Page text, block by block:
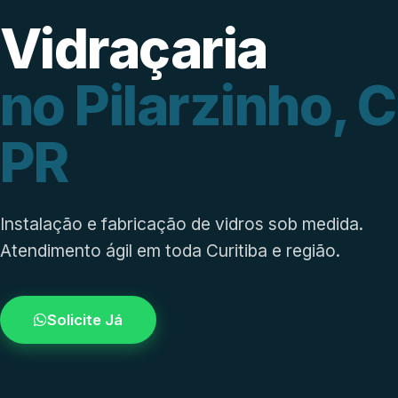
Vidraçaria
no Pilarzinho,
PR
Instalação e fabricação de vidros sob medida.
Atendimento ágil em toda Curitiba e região.
Solicite Já